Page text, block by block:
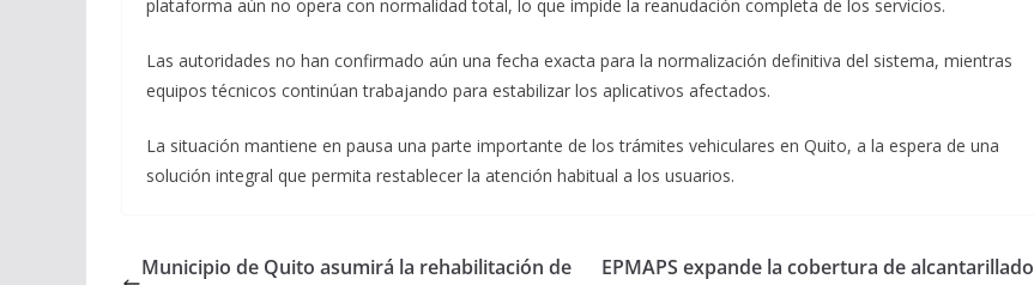
plataforma aún no opera con normalidad total, lo que impide la reanudación completa de los servicios.
Las autoridades no han confirmado aún una fecha exacta para la normalización definitiva del sistema, mientras
equipos técnicos continúan trabajando para estabilizar los aplicativos afectados.
La situación mantiene en pausa una parte importante de los trámites vehiculares en Quito, a la espera de una
solución integral que permita restablecer la atención habitual a los usuarios.
Municipio de Quito asumirá la rehabilitación de
EPMAPS expande la cobertura de alcantarillado